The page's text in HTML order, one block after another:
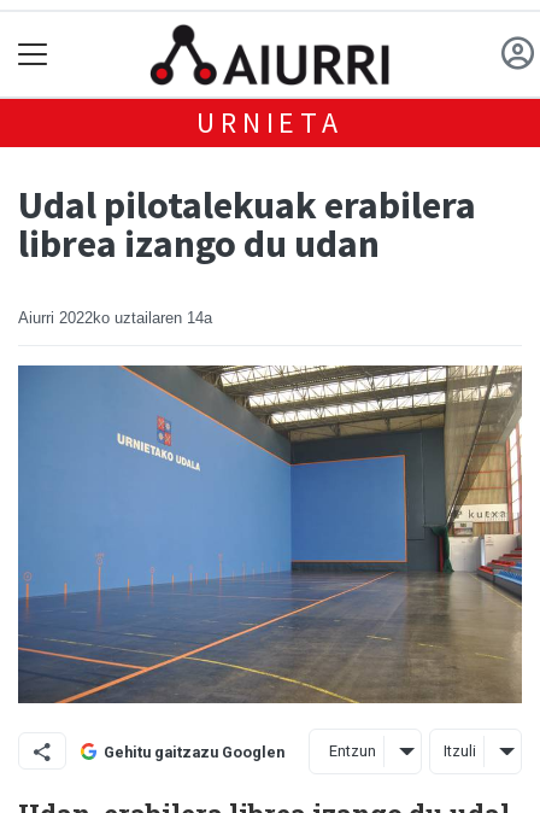
URNIETA
Udal pilotalekuak erabilera
librea izango du udan
Aiurri 2022ko uztailaren 14a
Gehitu gaitzazu Googlen Entzun Itzuli